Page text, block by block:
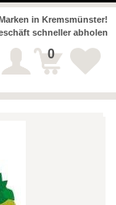
in Kremsmünster!
schneller abholen
0